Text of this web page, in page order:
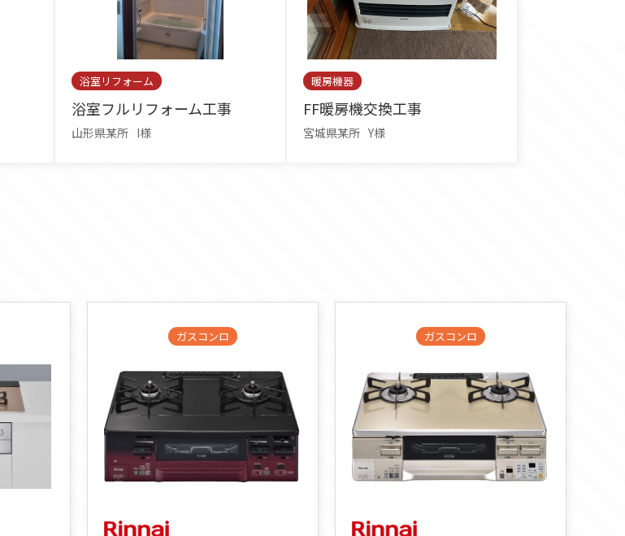
浴室リフォーム
浴室フルリフォーム工事
山形県某所 I様
暖房機器
FF暖房機交換工事
宮城県某所 Y様
ガスコンロ ガスコンロ